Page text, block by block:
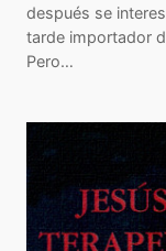
después se
tarde importador
Pero…